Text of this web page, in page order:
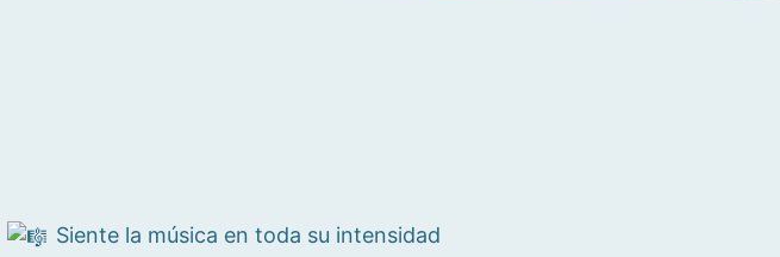
Siente la música en toda su intensidad